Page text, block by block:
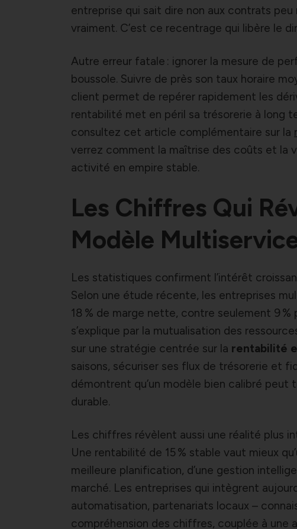
entreprise qui sait dire non aux contrats
vraiment. C’est ce recentrage qui libère le
Autre erreur fatale : ignorer la mesure de
boussole. Suivre de près son taux horaire
client permet de repérer rapidement les
rentabilité met en péril sa trésorerie à long
consultez cet article complémentaire sur la
verrez comment la maîtrise des coûts et la
activité en empire stable.
Les Chiffres Qui
Modèle
Les statistiques confirment l’intérêt
Selon une étude récente, les entreprises
18 % de marge nette, contre seulement 9
s’explique par la mutualisation des
sur une stratégie centrée sur la rentabilité
saisons, sécuriser ses flux de trésorerie et
démontrent qu’un modèle bien calibré
durable.
Les chiffres révèlent aussi une réalité plus
Une rentabilité de 15 % stable vaut mieux
meilleure planification, d’une gestion
marché. Les entreprises qui intègrent
automatisation, partenariats locaux –
compréhension des chiffres, couplée à